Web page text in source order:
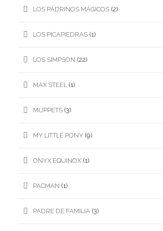
LOS PÁDRINOS MÁGICOS (2)
LOS PICAPIEDRAS (1)
LOS SIMPSON (22)
MAX STEEL (1)
MUPPETS (3)
MY LITTLE PONY (9)
ONYX EQUINOX (1)
PACMAN (1)
PADRE DE FAMILIA (3)